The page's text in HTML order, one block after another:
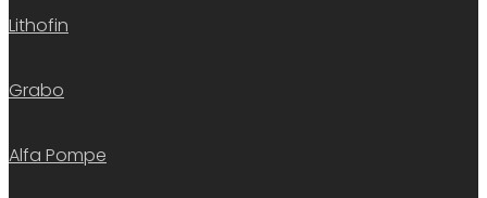
Lithofin
Grabo
Alfa Pompe